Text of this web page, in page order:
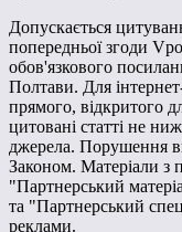
Допускається
попередньої згоди
обов'язкового
Полтави. Для
прямого, відкритого
цитовані статті не
джерела. Порушення
Законом. Матеріали
"Партнерський
та "Партнерський
реклами.